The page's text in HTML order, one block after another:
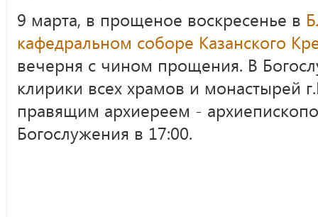
9 марта, в прощеное воскресенье в
кафедральном соборе Казанского
вечерня с чином прощения. В
клирики всех храмов и монастырей
правящим архиереем -
Богослужения в 17:00.